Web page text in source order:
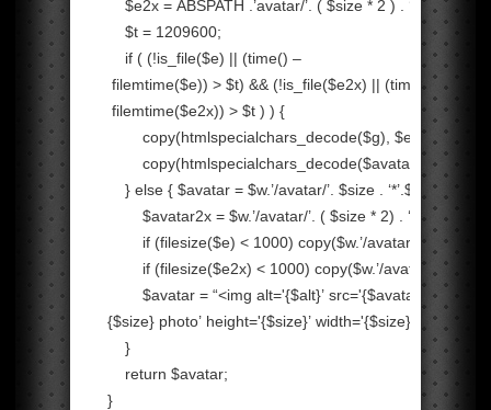
$e2x = ABSPATH .’avatar/’. ( $size * 2 ) . ‘*’. $f .’.jpg’;
$t = 1209600;
if ( (!is_file($e) || (time() –
filemtime($e)) > $t) && (!is_file($e2x) || (time() –
filemtime($e2x)) > $t ) ) {
copy(htmlspecialchars_decode($g), $e);
copy(htmlspecialchars_decode($avatar2x), $e2x);
} else { $avatar = $w.’/avatar/’. $size . ‘*’.$f.’.jpg’;
$avatar2x = $w.’/avatar/’. ( $size * 2) . ‘*’.$f.’.jpg’;
if (filesize($e) < 1000) copy($w.’/avatar/ default
if (filesize($e2x) < 1000) copy($w.’/avatar/ default
$avatar = “<img alt='{$alt}’ src='{$avatar}’
{$size} photo’ height='{$size}’ width='{$size}’ />”
}
return $avatar;
}